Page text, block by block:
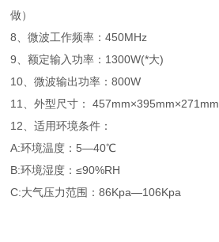
做）
8、微波工作频率：450MHz
9、额定输入功率：1300W(*大)
10、微波输出功率：800W
11、外型尺寸： 457mm×395mm×271mm
12、适用环境条件：
A:环境温度：5—40℃
B:环境湿度：≤90%RH
C:大气压力范围：86Kpa—106Kpa